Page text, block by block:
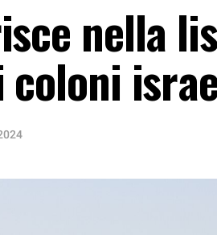
nella
coloni